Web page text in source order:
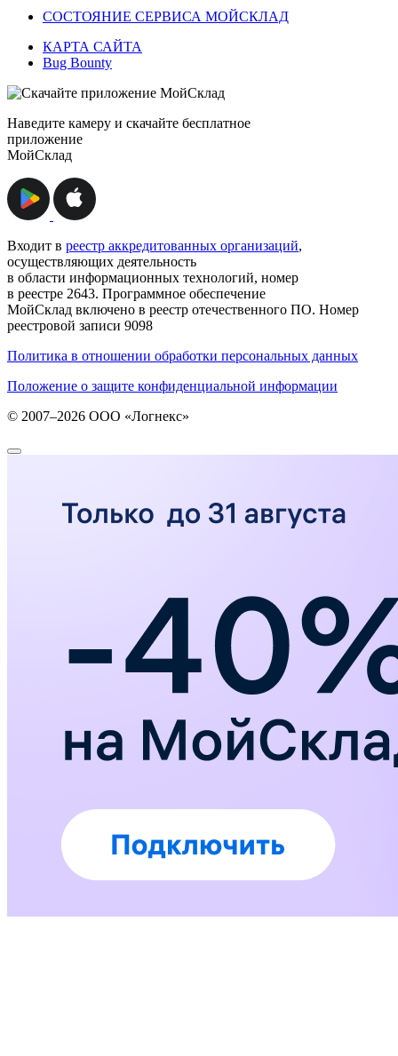
СОСТОЯНИЕ СЕРВИСА МОЙСКЛАД
КАРТА САЙТА
Bug Bounty
Наведите камеру и скачайте бесплатное
приложение
МойСклад
Входит в реестр аккредитованных организаций,
осуществляющих деятельность
в области информационных технологий, номер
в реестре 2643. Программное обеспечение
МойСклад включено в реестр отечественного ПО. Номер
реестровой записи 9098
Политика в отношении обработки персональных данных
Положение о защите конфиденциальной информации
© 2007–2026 ООО «Логнекс»